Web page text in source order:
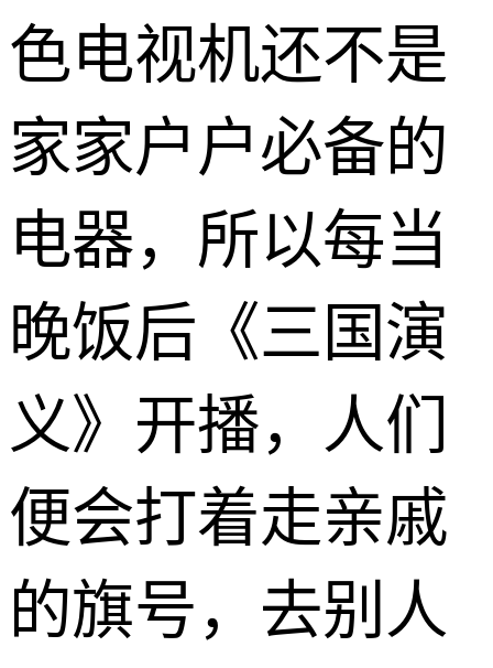
色电视机还不是
家家户户必备的
电器，所以每当
晚饭后《三国演
义》开播，人们
便会打着走亲戚
的旗号，去别人